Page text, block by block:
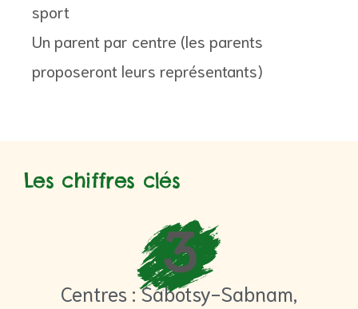
sport
Un parent par centre (les parents
proposeront leurs représentants)
Les chiffres clés
3
Centres : Sabotsy-Sabnam,